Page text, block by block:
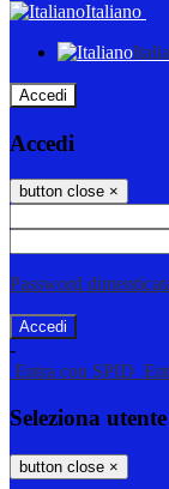
Italiano
Accedi
Accedi
button close ×
Password
-
Entra con SPID
Seleziona utente
button close ×